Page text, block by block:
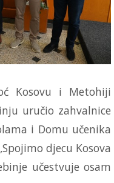
Kosovu i Metohiji
uručio zahvalnice
i Domu učenika
djecu Kosova
učestvuje osam